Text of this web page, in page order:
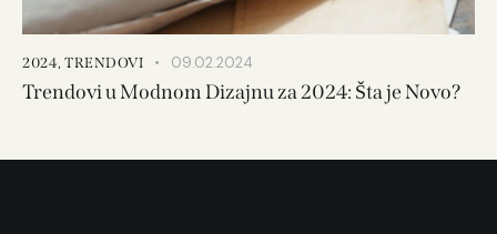
2024, TRENDOVI 09.02.2024
Trendovi u Modnom Dizajnu za 2024: Šta je Novo?